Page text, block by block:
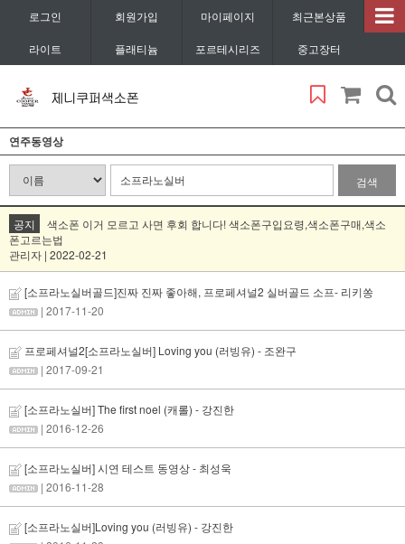
로그인 회원가입 마이페이지 최근본상품
라이트 플래티늄 포르테시리즈 중고장터
연주동영상
검색
공지
색소폰 이거 모르고 사면 후회 합니다! 색소폰구입요령,색소폰구매,색소
폰고르는법
관리자 | 2022-02-21
[소프라노실버골드]진짜 진짜 좋아해, 프로페셔널2 실버골드 소프- 리키쏭
| 2017-11-20
프로페셔널2[소프라노실버] Loving you (러빙유) - 조완구
| 2017-09-21
[소프라노실버] The first noel (캐롤) - 강진한
| 2016-12-26
[소프라노실버] 시연 테스트 동영상 - 최성욱
| 2016-11-28
[소프라노실버]Loving you (러빙유) - 강진한